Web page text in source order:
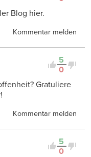
Blog hier.
Kommentar melden
5
0
Gratuliere
Kommentar melden
5
0